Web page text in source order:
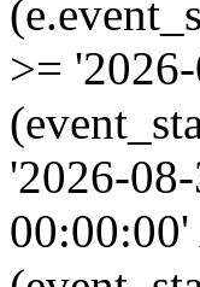
>=
'2026-